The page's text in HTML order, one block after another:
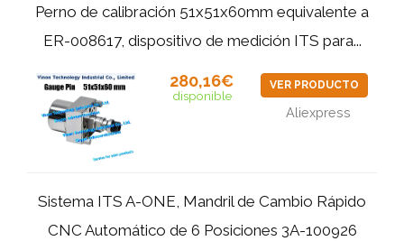
Perno de calibración 51x51x60mm equivalente a
ER-008617, dispositivo de medición ITS para...
280,16€
disponible
VER PRODUCTO
Aliexpress
Sistema ITS A-ONE, Mandril de Cambio Rápido
CNC Automático de 6 Posiciones 3A-100926